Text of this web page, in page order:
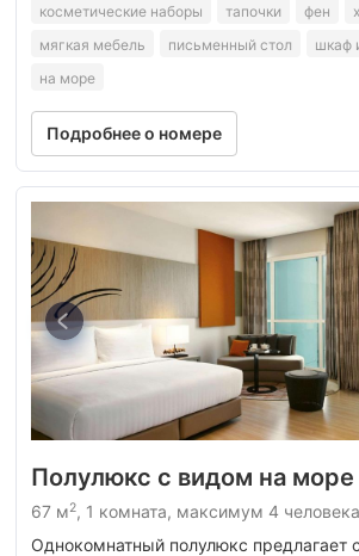
косметические наборы
тапочки фен
мягкая мебель
письменный стол
шкаф
на море
Подробнее о номере
Полулюкс c видом на море
67 м2, 1 комната, максимум 4 человека
Однокомнатный полулюкс предлагает